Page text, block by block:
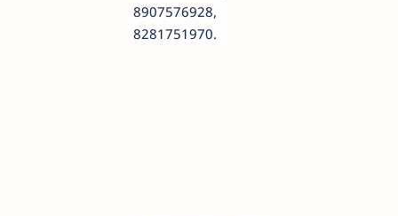
8907576928,
8281751970.